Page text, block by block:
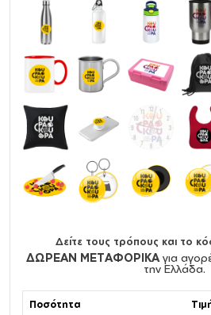
Δείτε τους τρόπους και το
ΔΩΡΕΑΝ ΜΕΤΑΦΟΡΙΚΑ για
την Ελλάδα.
Ποσότητα